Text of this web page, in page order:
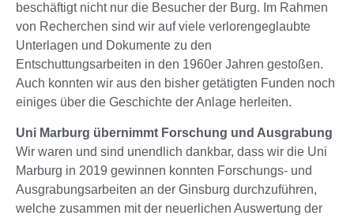
beschäftigt nicht nur die Besucher der Burg. Im Rahmen
von Recherchen sind wir auf viele verlorengeglaubte
Unterlagen und Dokumente zu den
Entschuttungsarbeiten in den 1960er Jahren gestoßen.
Auch konnten wir aus den bisher getätigten Funden noch
einiges über die Geschichte der Anlage herleiten.
Uni Marburg übernimmt Forschung und Ausgrabung
Wir waren und sind unendlich dankbar, dass wir die Uni
Marburg in 2019 gewinnen konnten Forschungs- und
Ausgrabungsarbeiten an der Ginsburg durchzuführen,
welche zusammen mit der neuerlichen Auswertung der